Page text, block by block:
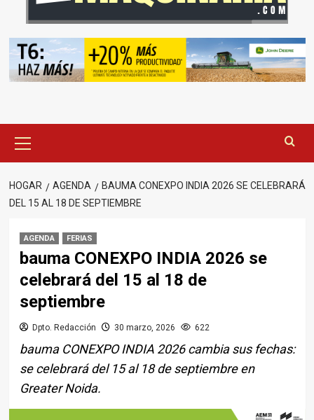
principal
HOGAR AGENDA
BAUMA CONEXPO INDIA 2026 SE CELEBRARÁ
DEL 15 AL 18 DE SEPTIEMBRE
AGENDA FERIAS
bauma CONEXPO INDIA 2026 se
celebrará del 15 al 18 de
septiembre
Dpto. Redacción 30 marzo, 2026 622
bauma CONEXPO INDIA 2026 cambia sus fechas:
se celebrará del 15 al 18 de septiembre en
Greater Noida.